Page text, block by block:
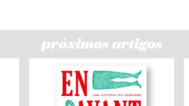
próximos artigos